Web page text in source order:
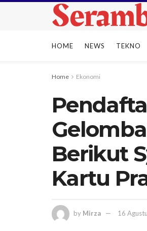
HOME NEWS TEKNO
Home Ekonomi
Berikut
Kartu
by Mirza 16